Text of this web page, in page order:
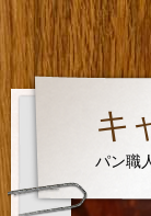
キ
パン職